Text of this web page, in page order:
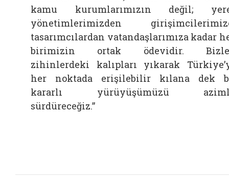
kamu kurumlarımızın değil;
yönetimlerimizden
tasarımcılardan vatandaşlarımıza kadar
birimizin ortak ödevidir.
zihinlerdeki kalıpları yıkarak
her noktada erişilebilir kılana dek
kararlı yürüyüşümüzü
sürdüreceğiz.”